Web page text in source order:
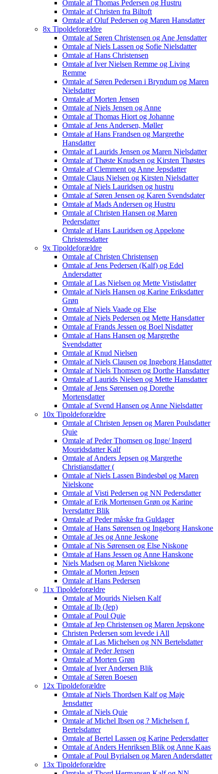
Omtale af Thomas Pedersen og Hustru
Omtale af Christen fra Biltoft
Omtale af Oluf Pedersen og Maren Hansdatter
8x Tipoldeforældre
Omtale af Søren Christensen og Ane Jensdatter
Omtale af Niels Lassen og Sofie Nielsdatter
Omtale af Hans Christensen
Omtale af Iver Nielsen Remme og Living
Remme
Omtale af Søren Pedersen i Bryndum og Maren
Nielsdatter
Omtale af Morten Jensen
Omtale af Niels Jensen og Anne
Omtale af Thomas Hiort og Johanne
Omtale af Jens Andersen, Møller
Omtale af Hans Frandsen og Margrethe
Hansdatter
Omtale af Laurids Jensen og Maren Nielsdatter
Omtale af Thøste Knudsen og Kirsten Thøstes
Omtale af Clemment og Anne Jepsdatter
Omtale Claus Nielsen og Kirsten Nielsdatter
Omtale af Niels Lauridsen og hustru
Omtale af Søren Jensen og Karen Svendsdater
Omtale af Mads Andersen og Hustru
Omtale af Christen Hansen og Maren
Pedersdatter
Omtale af Hans Lauridsen og Appelone
Christensdatter
9x Tipoldeforældre
Omtale af Christen Christensen
Omtale af Jens Pedersen (Kalf) og Edel
Andersdatter
Omtale af Las Nielsen og Mette Vistisdatter
Omtale af Niels Hansen og Karine Eriksdatter
Grøn
Omtale af Niels Vaade og Else
Omtale af Niels Pedersen og Mette Hansdatter
Omtale af Frands Jessen og Boel Nisdatter
Omtale af Hans Hansen og Margrethe
Svendsdatter
Omtale af Knud Nielsen
Omtale af Niels Clausen og Ingeborg Hansdatter
Omtale af Niels Thomsen og Dorthe Hansdatter
Omtale af Laurids Nielsen og Mette Hansdatter
Omtale af Jens Sørensen og Dorethe
Mortensdatter
Omtale af Svend Hansen og Anne Nielsdatter
10x Tipoldeforældre
Omtale af Christen Jepsen og Maren Poulsdatter
Quie
Omtale af Peder Thomsen og Inge/ Ingerd
Mouridsdatter Kalf
Omtale af Anders Jepsen og Margrethe
Christiansdatter (
Omtale af Niels Lassen Bindesbøl og Maren
Nielskone
Omtale af Visti Pedersen og NN Pedersdatter
Omtale af Erik Mortensen Grøn og Karine
Iversdatter Blik
Omtale af Peder måske fra Guldager
Omtale af Hans Sørensen og Ingeborg Hanskone
Omtale af Jes og Anne Jeskone
Omtale af Nis Sørensen og Else Niskone
Omtale af Hans Jessen og Anne Hanskone
Niels Madsen og Maren Nielskone
Omtale af Morten Jepsen
Omtale af Hans Pedersen
11x Tipoldeforældre
Omtale af Mourids Nielsen Kalf
Omtale af Ib (Jep)
Omtale af Poul Quie
Omtale af Jep Christensen og Maren Jepskone
Christen Pedersen som levede i All
Omtale af Las Michelsen og NN Bertelsdatter
Omtale af Peder Jensen
Omtale af Morten Grøn
Omtale af Iver Andersen Blik
Omtale af Søren Boesen
12x Tipoldeforældre
Omtale af Niels Thordsen Kalf og Maje
Jensdatter
Omtale af Niels Quie
Omtale af Michel Ibsen og ? Michelsen f.
Bertelsdatter
Omtale af Bertel Lassen og Karine Pedersdatter
Omtale af Anders Henriksen Blik og Anne Kaas
Omtale af Poul Byrialsen og Maren Andersdatter
13x Tipoldeforældre